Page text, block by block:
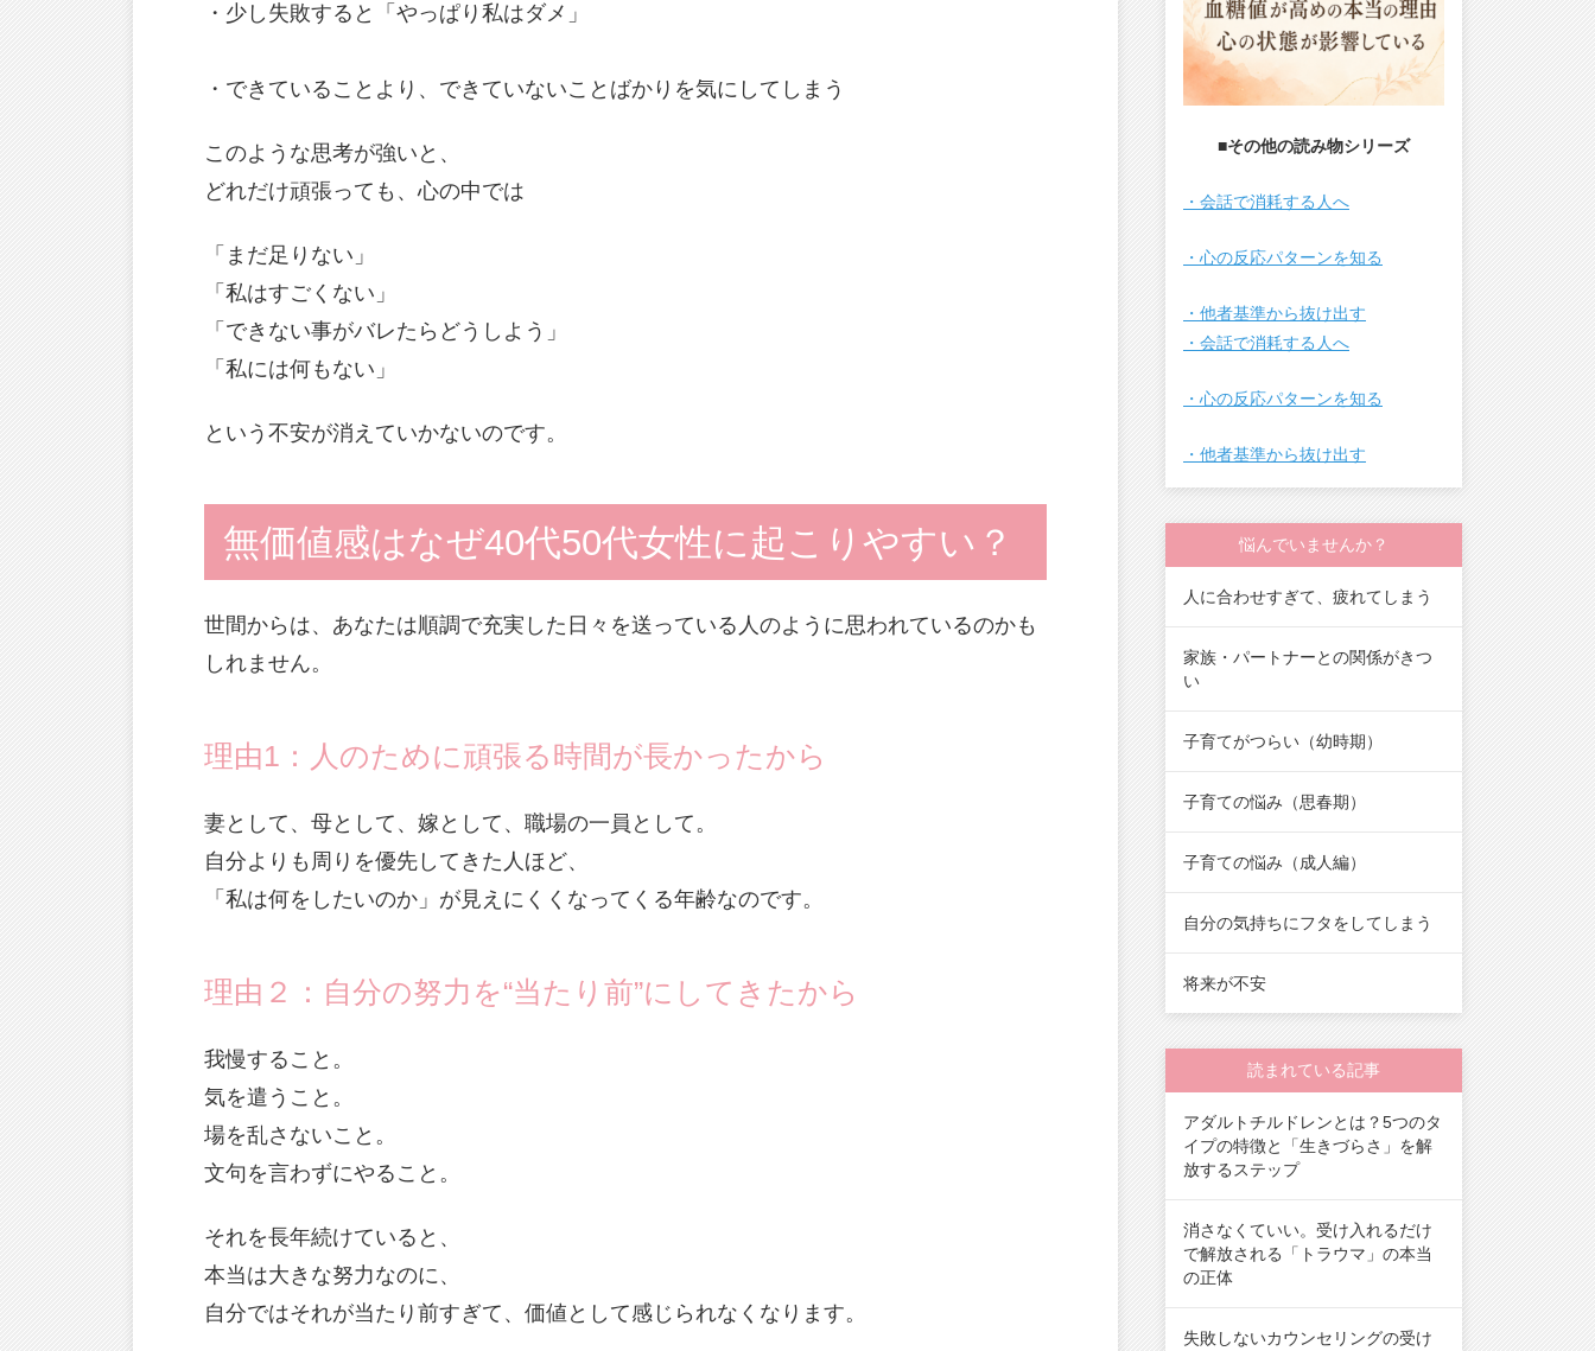
・少し失敗すると「やっぱり私はダメ」
・できていることより、できていないことばかりを気にしてしまう
このような思考が強いと、
どれだけ頑張っても、心の中では
「まだ足りない」
「私はすごくない」
「できない事がバレたらどうしよう」
「私には何もない」
という不安が消えていかないのです。
無価値感はなぜ40代50代女性に起こりやすい？
世間からは、あなたは順調で充実した日々を送っている人のように思われているのかも
しれません。
理由1：人のために頑張る時間が長かったから
妻として、母として、嫁として、職場の一員として。
自分よりも周りを優先してきた人ほど、
「私は何をしたいのか」が見えにくくなってくる年齢なのです。
理由２：自分の努力を“当たり前”にしてきたから
我慢すること。
気を遣うこと。
場を乱さないこと。
文句を言わずにやること。
それを長年続けていると、
本当は大きな努力なのに、
自分ではそれが当たり前すぎて、価値として感じられなくなります。
■その他の読み物シリーズ
・会話で消耗する人へ
・心の反応パターンを知る
・他者基準から抜け出す
・会話で消耗する人へ
・心の反応パターンを知る
・他者基準から抜け出す
悩んでいませんか？
人に合わせすぎて、疲れてしまう
家族・パートナーとの関係がきつ
い
子育てがつらい（幼時期）
子育ての悩み（思春期）
子育ての悩み（成人編）
自分の気持ちにフタをしてしまう
将来が不安
読まれている記事
アダルトチルドレンとは？5つのタ
イプの特徴と「生きづらさ」を解
放するステップ
消さなくていい。受け入れるだけ
で解放される「トラウマ」の本当
の正体
失敗しないカウンセリングの受け